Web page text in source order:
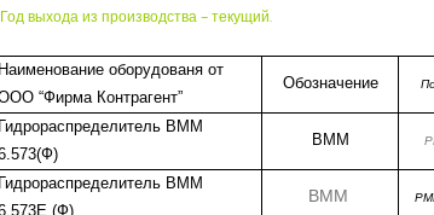
Год выхода из производства – текущий.
оборудованя от
“Фирма Контрагент”
Обозначение
ВММ
ВММ
ВММ
(Ф)
ВММ